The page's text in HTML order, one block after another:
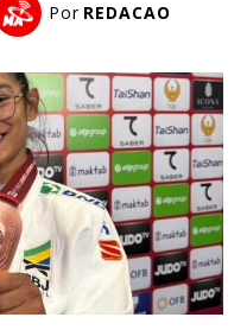
Por REDACAO